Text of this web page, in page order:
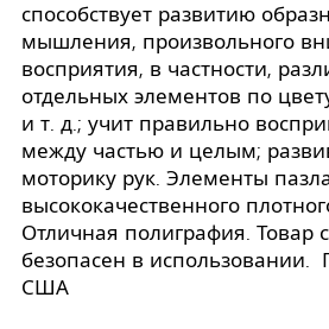
способствует развитию
мышления, произвольного
восприятия, в частности,
отдельных элементов по
и т. д.; учит правильно
между частью и целым;
моторику рук. Элементы
высококачественного
Отличная полиграфия. Товар
безопасен в использовании.
США